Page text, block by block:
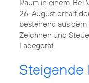
Raum in einem. Bei
26. August erhält
bestehend aus
Zeichnen und
Ladegerät.
Steigende